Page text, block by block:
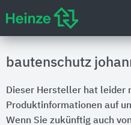
bautenschutz
Dieser Hersteller hat leider
Produktinformationen auf
Wenn Sie zukünftig auch